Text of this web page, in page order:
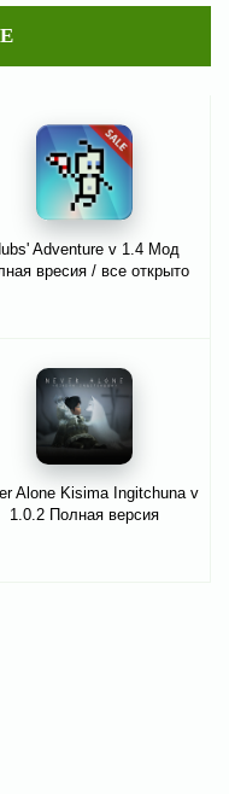
Adventure v 1.4 Мод
вресия / все открыто
Alone Kisima Ingitchuna v
1.0.2 Полная версия